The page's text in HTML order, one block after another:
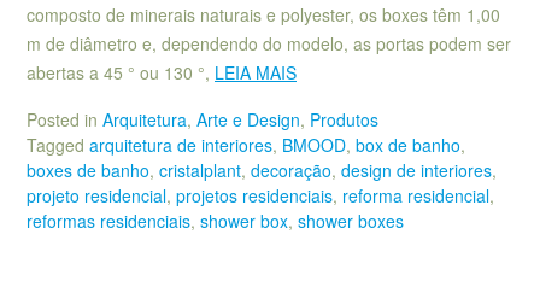
composto de minerais naturais e polyester, os boxes têm 1,00
m de diâmetro e, dependendo do modelo, as portas podem ser
abertas a 45 ° ou 130 °, LEIA MAIS
Posted in Arquitetura, Arte e Design, Produtos
Tagged arquitetura de interiores, BMOOD, box de banho,
boxes de banho, cristalplant, decoração, design de interiores,
projeto residencial, projetos residenciais, reforma residencial,
reformas residenciais, shower box, shower boxes